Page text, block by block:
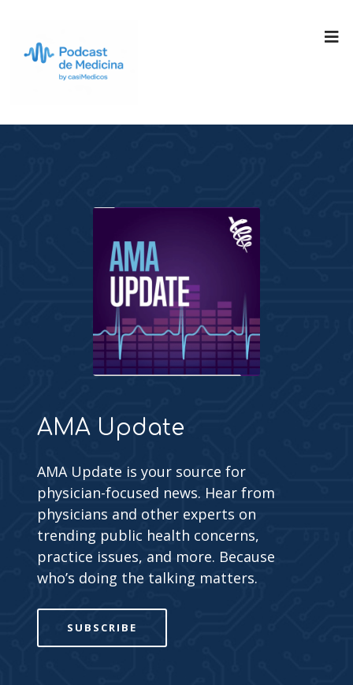
AMA Update
AMA Update is your source for
physician-focused news. Hear from
physicians and other experts on
trending public health concerns,
practice issues, and more. Because
who’s doing the talking matters.
SUBSCRIBE